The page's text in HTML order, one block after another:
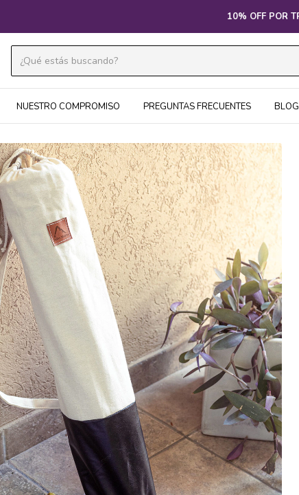
10% OFF POR TRANSFERENCIA
NUESTRO COMPROMISO PREGUNTAS FRECUENTES BLOG